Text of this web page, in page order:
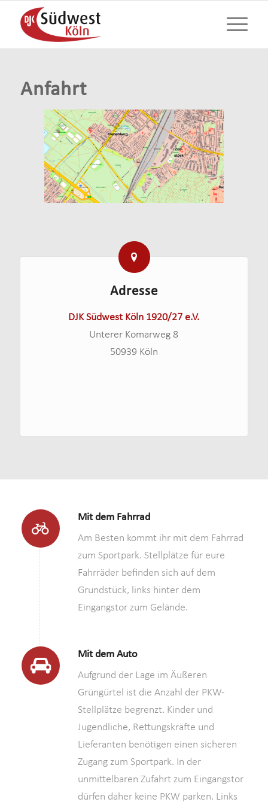
Anfahrt
Adresse
DJK Südwest Köln 1920/27 e.V.
Unterer Komarweg 8
50939 Köln
Mit dem Fahrrad
Am Besten kommt ihr mit dem Fahrrad
zum Sportpark. Stellplätze für eure
Fahrräder befinden sich auf dem
Grundstück, links hinter dem
Eingangstor zum Gelände.
Mit dem Auto
Aufgrund der Lage im Äußeren
Grüngürtel ist die Anzahl der PKW-
Stellplätze begrenzt. Kinder und
Jugendliche, Rettungskräfte und
Lieferanten benötigen einen sicheren
Zugang zum Sportpark. In der
unmittelbaren Zufahrt zum Eingangstor
dürfen daher keine PKW parken. Links